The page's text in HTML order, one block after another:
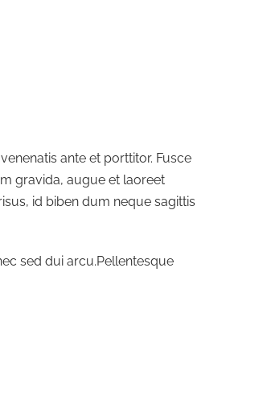
ante et porttitor. Fusce
gravida, augue et laoreet
id biben dum neque sagittis
sed dui arcu.Pellentesque